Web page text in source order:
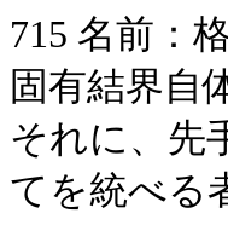
715 名前：
固有結界自
それに、先
てを統べる